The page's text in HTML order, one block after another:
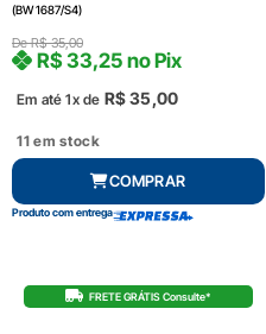
(BW 1687/S4)
DeR$35,00
Em até 1x de R$35,00
R$33,25 no Pix
11 em stock
COMPRAR
Produto com entrega
FRETE GRÁTIS Consulte*